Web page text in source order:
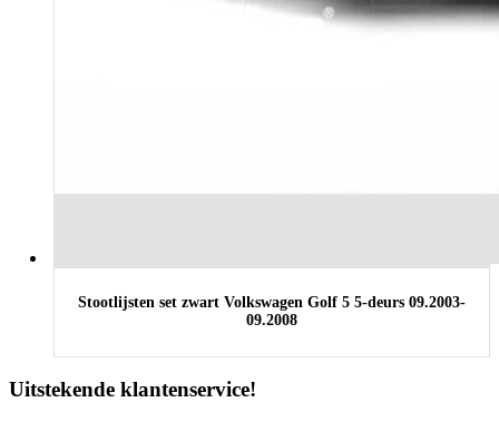
Stootlijsten set zwart Volkswagen Golf 5 5-deurs 09.2003-
09.2008
Uitstekende klantenservice!